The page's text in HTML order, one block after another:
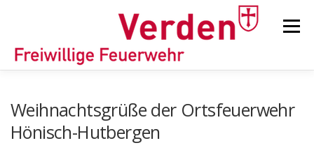
Menü
Weihnachtsgrüße der Ortsfeuerwehr
Hönisch-Hutbergen